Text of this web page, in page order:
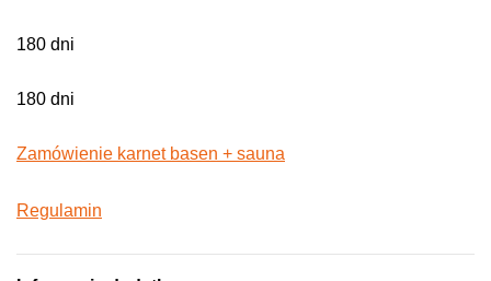
180 dni
180 dni
Zamówienie karnet basen + sauna
Regulamin